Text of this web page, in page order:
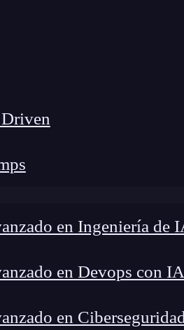
en Ingeniería de
en Devops con
en